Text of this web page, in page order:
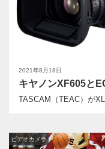
2021年8月18日
キヤノンXF605と
TASCAM（TEAC）が
ビデオカメラ